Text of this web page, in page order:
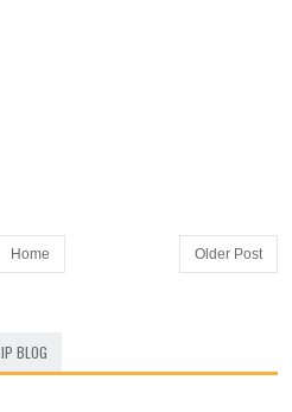
Older Post
Home
BLOG